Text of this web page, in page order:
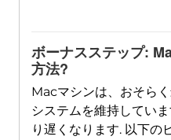
ボーナスステップ:
方法?
Macマシンは、おそら
システムを維持してい
り遅くなります. 以下の